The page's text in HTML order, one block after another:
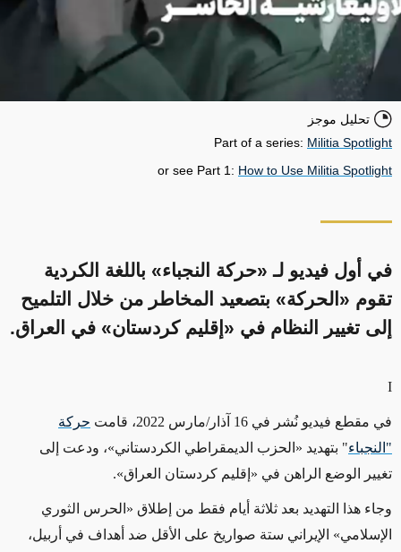
تحليل موجز
Part of a series: Militia Spotlight
or see Part 1: How to Use Militia Spotlight
في أول فيديو لـ «حركة النجباء» باللغة الكردية
تقوم «الحركة» بتصعيد المخاطر من خلال التلميح
إلى تغيير النظام في «إقليم كردستان» في العراق.
I
في مقطع فيديو نُشر في 16 آذار/مارس 2022، قامت حركة
"النجباء" بتهديد «الحزب الديمقراطي الكردستاني»، ودعت إلى
تغيير الوضع الراهن في « إقليم كردستان العراق»
.
وجاء هذا التهديد بعد ثلاثة أيام فقط من إطلاق « الحرس الثوري
الإسلامي» الإيراني ستة صواريخ على الأقل ضد أهداف في أربيل،